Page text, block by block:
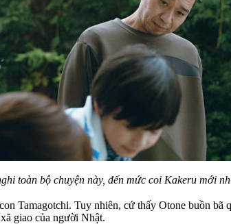
toàn bộ chuyện này, đến mức coi Kakeru mới
Tamagotchi. Tuy nhiên, cứ thấy Otone buồn
giao của người Nhật.